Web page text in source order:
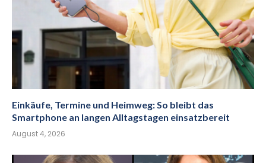
Einkäufe, Termine und Heimweg: So bleibt das
Smartphone an langen Alltagstagen einsatzbereit
August 4, 2026